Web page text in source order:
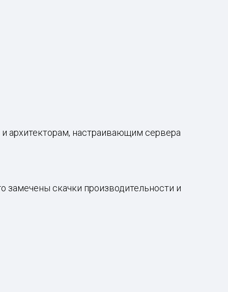
архитекторам, настраивающим сервера
замечены скачки производительности и